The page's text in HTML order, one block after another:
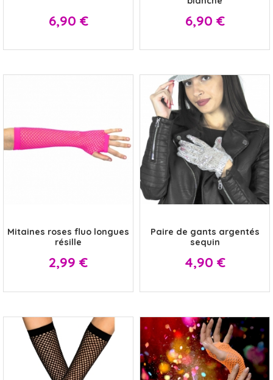
Prix
6,90 € Prix
6,90 €
Mitaines roses fluo longues
résille
Prix
2,99 €
Paire de gants argentés
sequin
Prix
4,90 €